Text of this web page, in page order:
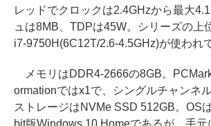
レッドでクロックは2.4GHzから最大
ュは8MB、TDPは45W。シリーズの上
i7-9750H(6C12T/2.6-4.5GHz)が使われ
メモリはDDR4-2666の8GB。
ormationではx1で、シングルチャンネ
ストレージはNVMe SSD 512GB。OS
bit版Windows 10 Homeであるが、手